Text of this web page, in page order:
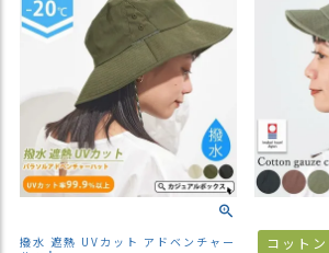
撥水 遮熱 UVカット アドベンチャー
コットン